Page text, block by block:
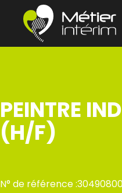
PEINTRE
(H/F)
N° de référence :
Panneau de gestion des